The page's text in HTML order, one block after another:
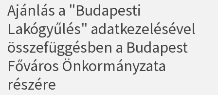
Ajánlás a "Budapesti
Lakógyűlés" adatkezelésével
összefüggésben a Budapest
Főváros Önkormányzata
részére